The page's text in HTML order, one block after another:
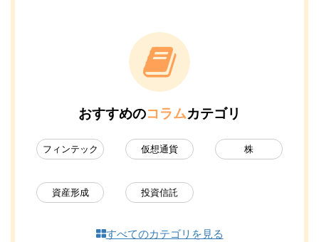
おすすめのコラムカテゴリ
フィンテック 仮想通貨 株
資産形成 投資信託
すべてのカテゴリを見る